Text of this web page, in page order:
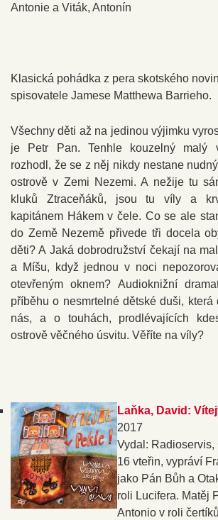
Antonie a Viták, Antonín
Klasická pohádka z pera skotského
spisovatele Jamese Matthewa Barrieho.
Všechny děti až na jedinou výjimku
je Petr Pan. Tenhle kouzelný malý
rozhodl, že se z něj nikdy nestane
ostrově v Zemi Nezemi. A nežije tu
kluků Ztraceňáků, jsou tu víly a
kapitánem Hákem v čele. Co se ale
do Země Nezemě přivede tři docela
děti? A Jaká dobrodružství čekají na
a Míšu, když jednou v noci
otevřeným oknem? Audioknižní
příběhu o nesmrtelné dětské duši, která
nás, a o touhách, prodlévajících
ostrově věčného úsvitu. Věříte na víly?
Laňka, David:
2017
Vydal: Radioservis,
16 vteřin, vypráví
jako Pán Bůh a
roli Lucifera. Matěj
Antonio v roli